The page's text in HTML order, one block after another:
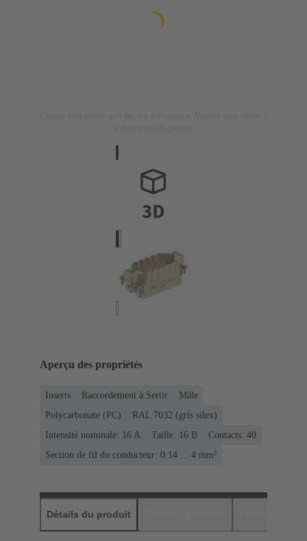
Aperçu des propriétés
Inserts Raccordement à Sertir
Mâle
Polycarbonate (PC)
RAL 7032 (gris silex)
Intensité nominale: ‌16 A
Taille: 16 B
Contacts: 40
Section de fil du conducteur: 0.14 ... 4 mm²
Détails du produit